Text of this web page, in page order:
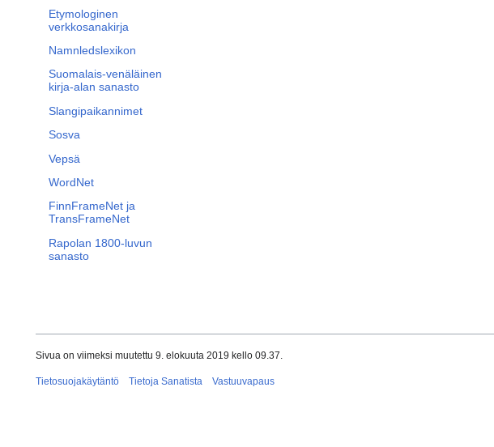
Etymologinen
verkkosanakirja
Namnledslexikon
Suomalais-venäläinen
kirja-alan sanasto
Slangipaikannimet
Sosva
Vepsä
WordNet
FinnFrameNet ja
TransFrameNet
Rapolan 1800-luvun
sanasto
Sivua on viimeksi muutettu 9. elokuuta 2019 kello 09.37.
Tietosuojakäytäntö Tietoja Sanatista Vastuuvapaus